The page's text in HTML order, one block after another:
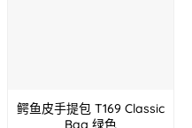
鳄鱼皮手提包 T169 Classic
Bag 绿色